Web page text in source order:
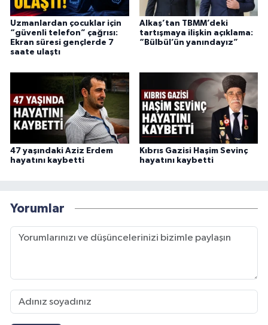
Uzmanlardan çocuklar için
“güvenli telefon” çağrısı:
Ekran süresi gençlerde 7
saate ulaştı
Alkaş’tan TBMM’deki
tartışmaya ilişkin açıklama:
“Bülbül’ün yanındayız”
47 yaşındaki Aziz Erdem
hayatını kaybetti
Kıbrıs Gazisi Haşim Sevinç
hayatını kaybetti
Yorumlar